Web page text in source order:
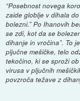
“Posebnost novega
zaide globlje v dihala
bolezni.” Po Ihanovih
se zdi, kot da se
dihanje in vročina”. To
pljučne mešičke, telo
tekočino, ki se sproži
virusa v pljučnih
povzroča težave z